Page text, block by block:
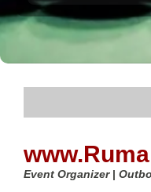
Event Organizer |